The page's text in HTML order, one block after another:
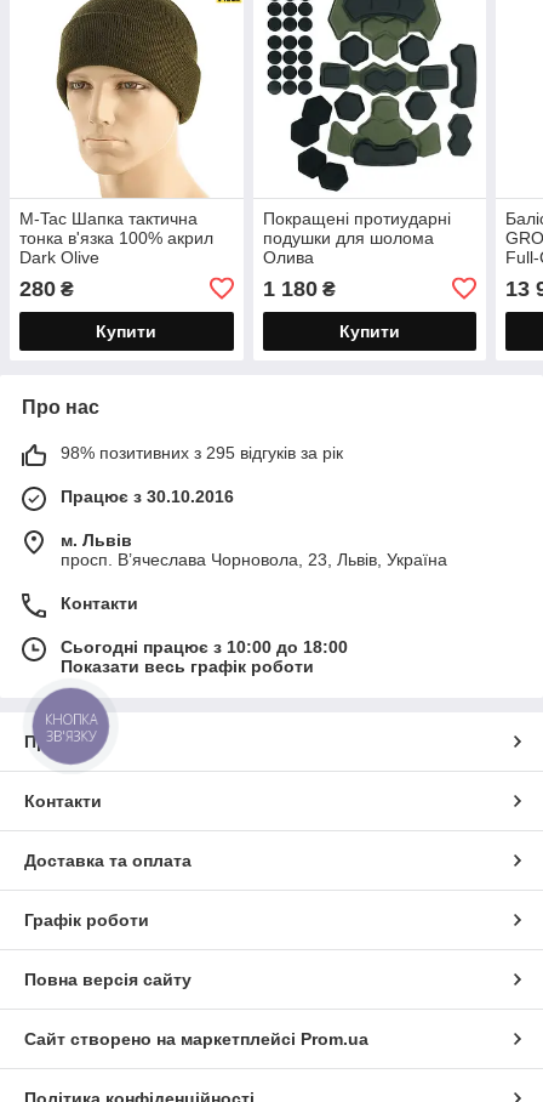
M-Tac Шапка тактична
тонка в'язка 100% акрил
Dark Olive
280 ₴
Купити
Покращені протиударні
подушки для шолома
Олива
1 180₴
Купити
13
Про нас
98% позитивних з 295 відгуків за рік
Працює з 30.10.2016
м. Львів
просп. В’ячеслава Чорновола, 23, Львів, Україна
Контакти
Сьогодні працює з 10:00 до 18:00
Показати весь графік роботи
Про нас
Контакти
Доставка та оплата
Графік роботи
Повна версія сайту
Сайт створено на маркетплейсі Prom.ua
КНОПКА
ЗВ'ЯЗКУ